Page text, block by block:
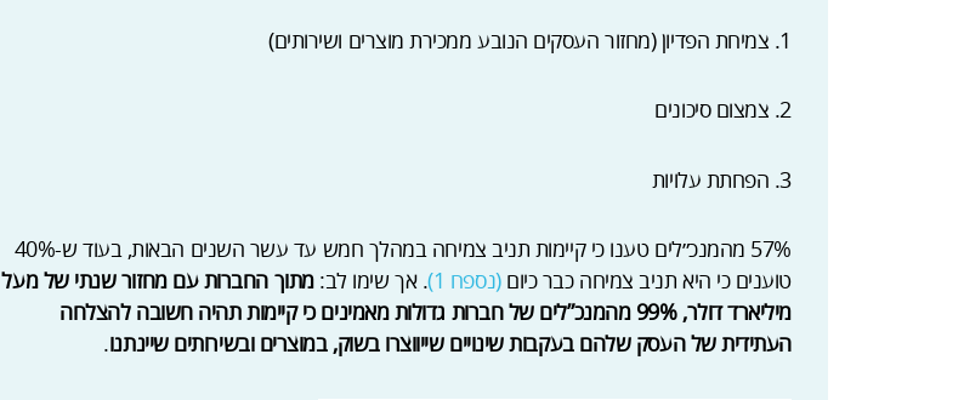
1. צמיחת הפדיון (מחזור העסקים הנובע ממכירת מוצרים ושירותים)
2. צמצום סיכונים
3. הפחתת עלויות
57% מהמנכ״לים טענו כי קיימות תניב צמיחה במהלך חמש עד עשר השנים הבאות, בעוד ש-40%
טוענים כי היא תניב צמיחה כבר כיום(נספח 1) . אך שימו לב:מתוך החברות עם מחזור שנתי של מעל
מיליארד דולר, 99% מהמנכ”לים של חברות גדולות מאמינים כי קיימות תהיה חשובה להצלחה
העתידית של העסק שלהם בעקבות שינויים שייווצרו בשוק, במוצרים ובשירותים שיינתנו.